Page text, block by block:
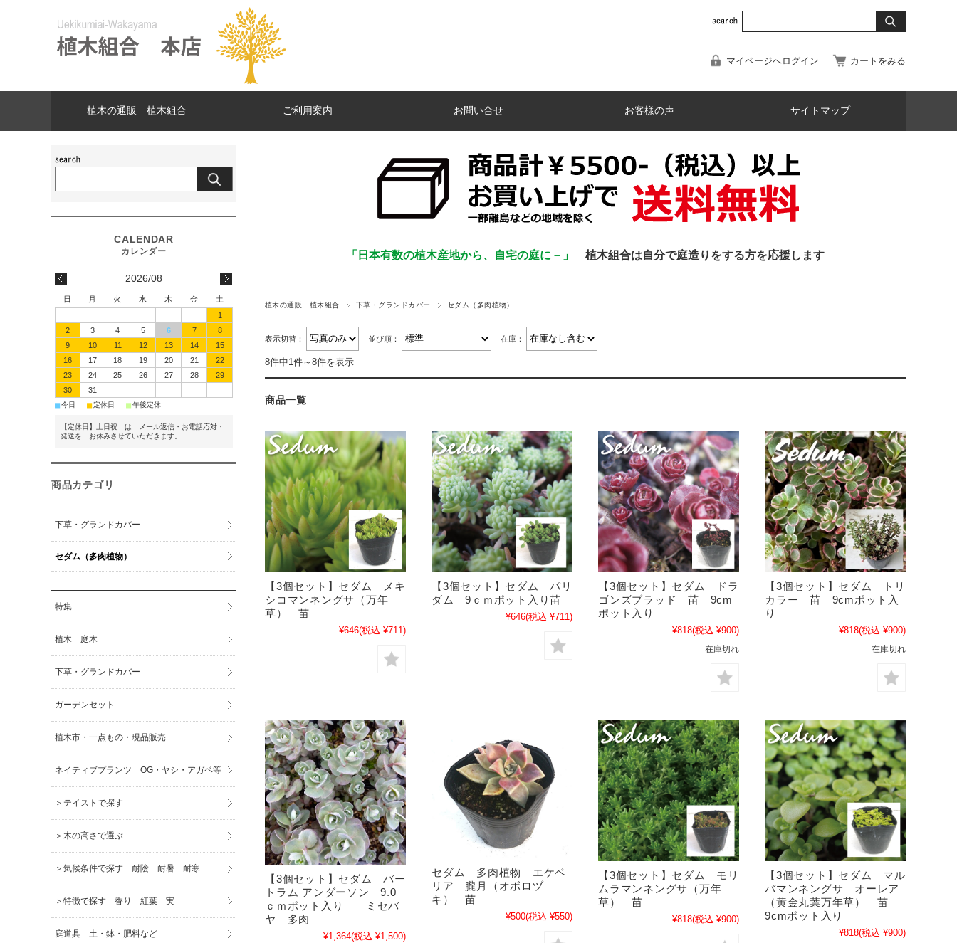
マイページへログイン カートをみる
植木の通販 植木組合 ご利用案内 お問い合せ お客様の声 サイトマップ
「日本有数の植木産地から、自宅の庭に－」 植木組合は自分で庭造りをする方を応援します
植木の通販 植木組合 下草・グランドカバー セダム（多肉植物）
表示切替： 並び順： 在庫：
8件中1件～8件を表示
商品一覧
【3個セット】セダム メキ
シコマンネングサ（万年
草） 苗
¥646(税込 ¥711)
【3個セット】セダム パリ
ダム 9ｃｍポット入り苗
¥646(税込 ¥711)
【3個セット】セダム ドラ
ゴンズブラッド 苗 9cm
ポット入り
¥818(税込 ¥900)
在庫切れ
【3個セット】セダム トリ
カラー 苗 9cmポット入
り
¥818(税込 ¥900)
在庫切れ
【3個セット】セダム バー
トラム アンダーソン 9.0
ｃｍポット入り ミセバ
ヤ 多肉
¥1,364(税込 ¥1,500)
セダム 多肉植物 エケベ
リア 朧月（オボロヅ
キ） 苗
¥500(税込 ¥550)
【3個セット】セダム モリ
ムラマンネングサ（万年
草） 苗
¥818(税込 ¥900)
【3個セット】セダム マル
バマンネングサ オーレア
（黄金丸葉万年草） 苗
9cmポット入り
¥818(税込 ¥900)
2026/08
日 月 火 水 木 金
土
1
2
3 4 5 6 7
8
9
10 11 12 13 14
15
16
17 18 19 20 21
22
23
24 25 26 27 28
29
30
31
■今日 ■定休日 ■午後定休
【定休日】土日祝 は メール返信・お電話応対・
発送を お休みさせていただきます。
商品カテゴリ
下草・グランドカバー
セダム（多肉植物）
特集
植木 庭木
下草・グランドカバー
ガーデンセット
植木市・一点もの・現品販売
ネイティブプランツ OG・ヤシ・アガベ等
＞テイストで探す
＞木の高さで選ぶ
＞気候条件で探す 耐陰 耐暑 耐寒
＞特徴で探す 香り 紅葉 実
庭道具 土・鉢・肥料など